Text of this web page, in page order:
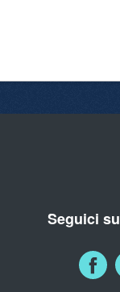
Seguici su